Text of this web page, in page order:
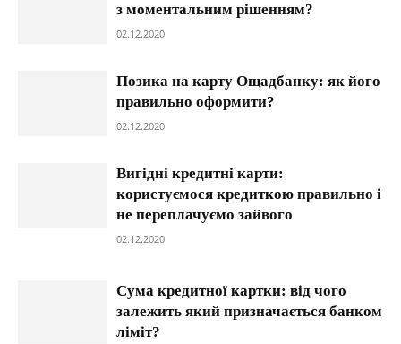
з моментальним рішенням?
02.12.2020
Позика на карту Ощадбанку: як його
правильно оформити?
02.12.2020
Вигідні кредитні карти:
користуємося кредиткою правильно і
не переплачуємо зайвого
02.12.2020
Сума кредитної картки: від чого
залежить який призначається банком
ліміт?